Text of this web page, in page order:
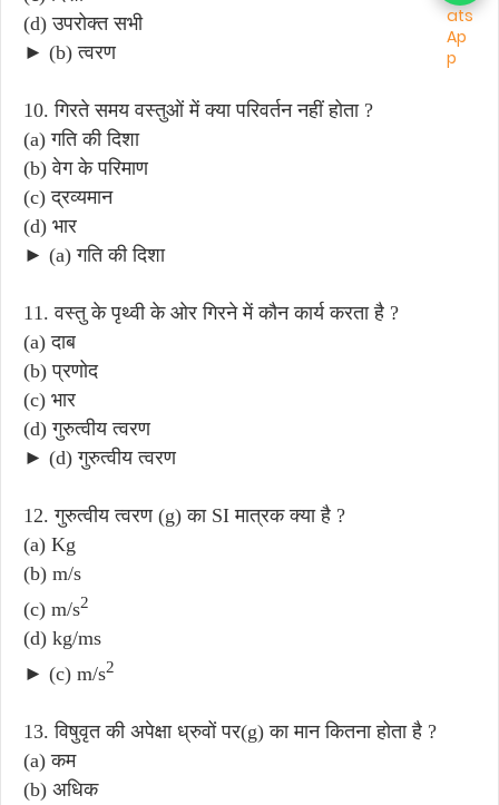
(d) उपरोक्त सभी
► (b) त्वरण
10. गिरते समय वस्तुओं में क्या परिवर्तन नहीं होता ?
(a) गति की दिशा
(b) वेग के परिमाण
(c) द्रव्यमान
(d) भार
► (a) गति की दिशा
11. वस्तु के पृथ्वी के ओर गिरने में कौन कार्य करता है ?
(a) दाब
(b) प्रणोद
(c) भार
(d) गुरुत्वीय त्वरण
► (d) गुरुत्वीय त्वरण
12. गुरुत्वीय त्वरण (g) का SI मात्रक क्या है ?
(a) Kg
(b) m/s
(c) m/s2
(d) kg/ms
► (c) m/s2
13. विषुवृत की अपेक्षा ध्रुवों पर(g) का मान कितना होता है ?
(a) कम
(b) अधिक